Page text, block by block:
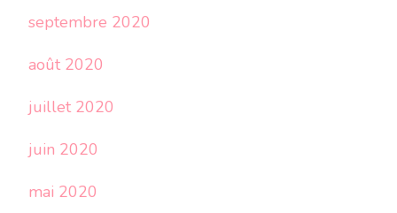
septembre 2020
août 2020
juillet 2020
juin 2020
mai 2020